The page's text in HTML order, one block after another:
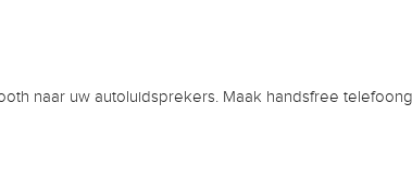
naar uw autoluidsprekers. Maak handsfree